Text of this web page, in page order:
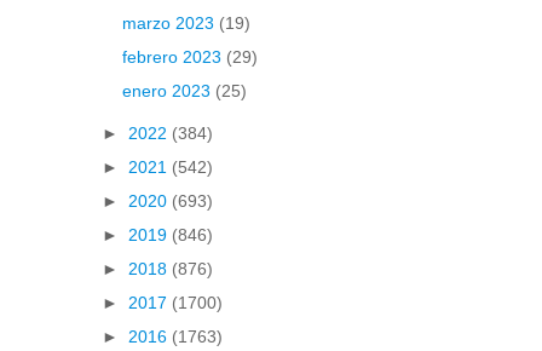
marzo 2023 (19)
febrero 2023 (29)
enero 2023 (25)
► 2022 (384)
► 2021 (542)
► 2020 (693)
► 2019 (846)
► 2018 (876)
► 2017 (1700)
► 2016 (1763)